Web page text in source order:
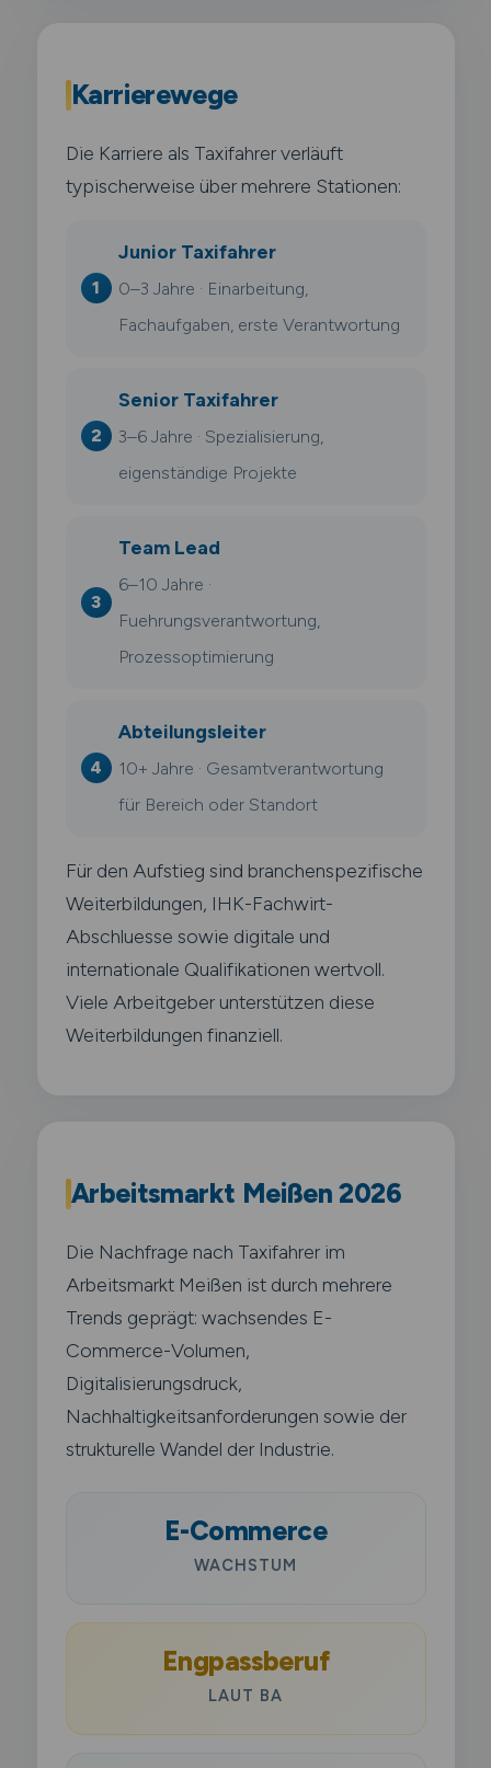
Karrierewege
Die Karriere als Taxifahrer verläuft
typischerweise über mehrere Stationen:
Junior Taxifahrer
0–3 Jahre · Einarbeitung,
Fachaufgaben, erste Verantwortung
Senior Taxifahrer
3–6 Jahre · Spezialisierung,
eigenständige Projekte
Team Lead
6–10 Jahre ·
Fuehrungsverantwortung,
Prozessoptimierung
Abteilungsleiter
10+ Jahre · Gesamtverantwortung
für Bereich oder Standort
Für den Aufstieg sind branchenspezifische
Weiterbildungen, IHK-Fachwirt-
Abschluesse sowie digitale und
internationale Qualifikationen wertvoll.
Viele Arbeitgeber unterstützen diese
Weiterbildungen finanziell.
Arbeitsmarkt Meißen 2026
Die Nachfrage nach Taxifahrer im
Arbeitsmarkt Meißen ist durch mehrere
Trends geprägt: wachsendes E-
Commerce-Volumen,
Digitalisierungsdruck,
Nachhaltigkeitsanforderungen sowie der
strukturelle Wandel der Industrie.
E-Commerce
WACHSTUM
Engpassberuf
LAUT BA